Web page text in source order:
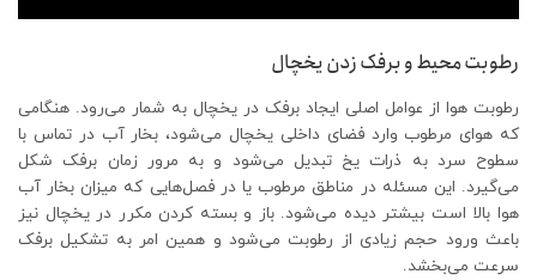
رطوبت محیط و برفک زدن یخچال
رطوبت هوا از عوامل اصلی ایجاد برفک در یخچال به شمار می‌رود. هنگامی
که هوای مرطوب وارد فضای داخلی یخچال می‌شود، بخار آب در تماس با
سطوح سرد به ذرات یخ تبدیل می‌شود و به مرور زمان برفک شکل
می‌گیرد. این مسئله در مناطق مرطوب یا در فصل‌هایی که میزان بخار آب
هوا بالا است بیشتر دیده می‌شود. باز و بسته کردن مکرر در یخچال نیز
باعث ورود حجم زیادی از رطوبت می‌شود و همین امر به تشکیل برفک
سرعت می‌بخشد.